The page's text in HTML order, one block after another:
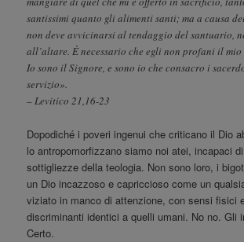
santissimi quanto gli alimenti santi; ma a causa
non deve avvicinarsi al tendaggio del santuario,
all’altare. È necessario che egli non profani il
Io sono il Signore, e sono io che consacro i
servizio».
– Levitico 21,16-23
Dopodiché i poveri ingenui che criticano il Dio
lo antropomorfizzano siamo noi atei, incapaci
sottigliezze della teologia. Non sono loro, i
un Dio incazzoso e capriccioso come un
viziato in manco di attenzione, con sensi fisici
discriminanti identici a quelli umani. No no. Gli
Certo.